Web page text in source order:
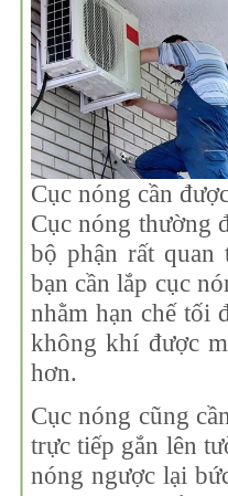
Cục nóng cần
Cục nóng thường
bộ phận rất
bạn cần lắp cục
nhằm hạn chế tối
không khí được
hơn.
Cục nóng cũng
trực tiếp gắn lên
nóng ngược lại